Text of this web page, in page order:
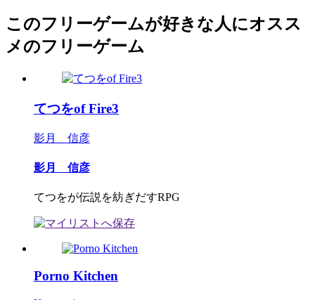
このフリーゲームが好きな人にオスス
メのフリーゲーム
てつをof Fire3
影月 信彦
影月 信彦
てつをが伝説を紡ぎだすRPG
Porno Kitchen